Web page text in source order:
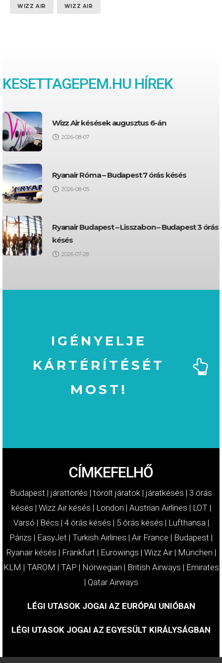
WIZZ AIR WIZZ AIR
KESETTAGEPEM.HU HÍREK
Wizz Air késések augusztus 6-án
2026-08-07
Ryanair Róma – Budapest 7 órás késés
2026-08-05
Ryanair Budapest – Lisszabon – Budapest 3 órás
késés
2026-07-28
IGÉNYELJE
KÁRTÉRÍTÉSÉT
MOST!
CÍMKEFELHŐ
Budapest | járattörlés | törölt járatok | járatkésés | 3 órás
késés | Wizz Air késés | London | Austrian Airlines | LOT|
Varsó | Bécs | 4 órás késés | 5 órás késés | Lufthansa |
Párizs | EasyJet | Turkish Airlines | Air France | Budapest |
Ryanair késés | Frankfurt | Eurowings | Wizz Air| München |
KLM | TAROM | TAP | Norwegian | British Airways | Emirates
| Qatar Airways
LÉGI UTASOK JOGAI AZ EURÓPAI UNIÓBAN
LÉGI UTASOK JOGAI AZ EGYESÜLT KIRÁLYSÁGBAN